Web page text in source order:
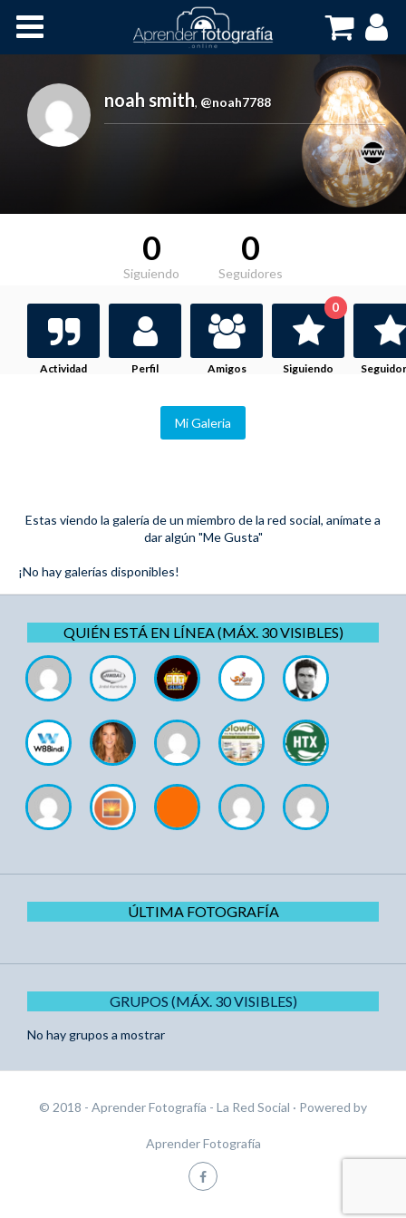
Cursos OnLine
noah smith, @noah7788
0
Siguiendo
0
Seguidores
Actividad Perfil Amigos Siguiendo
0
Mi Galeria
Estas viendo la galería de un miembro de la red social, anímate a
dar algún "Me Gusta"
¡No hay galerías disponibles!
QUIÉN ESTÁ EN LÍNEA (MÁX. 30 VISIBLES)
ÚLTIMA FOTOGRAFÍA
GRUPOS (MÁX. 30 VISIBLES)
No hay grupos a mostrar
© 2018 - Aprender Fotografía - La Red Social · Powered by
Aprender Fotografía